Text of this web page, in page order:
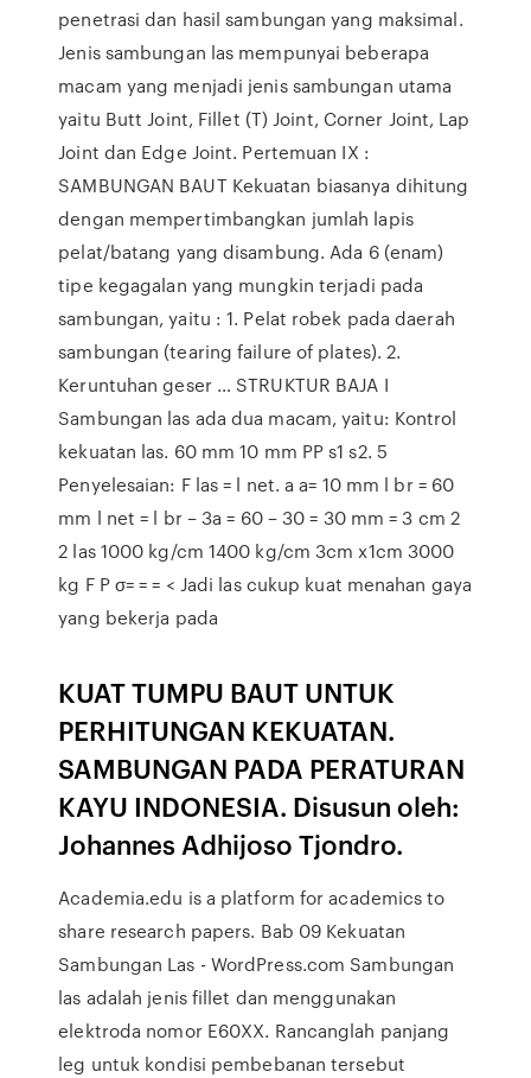
penetrasi dan hasil sambungan yang maksimal.
Jenis sambungan las mempunyai beberapa
macam yang menjadi jenis sambungan utama
yaitu Butt Joint, Fillet (T) Joint, Corner Joint, Lap
Joint dan Edge Joint. Pertemuan IX :
SAMBUNGAN BAUT Kekuatan biasanya dihitung
dengan mempertimbangkan jumlah lapis
pelat/batang yang disambung. Ada 6 (enam)
tipe kegagalan yang mungkin terjadi pada
sambungan, yaitu : 1. Pelat robek pada daerah
sambungan (tearing failure of plates). 2.
Keruntuhan geser … STRUKTUR BAJA I
Sambungan las ada dua macam, yaitu: Kontrol
kekuatan las. 60 mm 10 mm PP s1 s2. 5
Penyelesaian: F las = l net. a a= 10 mm l br = 60
mm l net = l br – 3a = 60 – 30 = 30 mm = 3 cm 2
2 las 1000 kg/cm 1400 kg/cm 3cm x1cm 3000
kg F P σ= = = < Jadi las cukup kuat menahan gaya
yang bekerja pada
KUAT TUMPU BAUT UNTUK
PERHITUNGAN KEKUATAN.
SAMBUNGAN PADA PERATURAN
KAYU INDONESIA. Disusun oleh:
Johannes Adhijoso Tjondro.
Academia.edu is a platform for academics to
share research papers. Bab 09 Kekuatan
Sambungan Las - WordPress.com Sambungan
las adalah jenis fillet dan menggunakan
elektroda nomor E60XX. Rancanglah panjang
leg untuk kondisi pembebanan tersebut